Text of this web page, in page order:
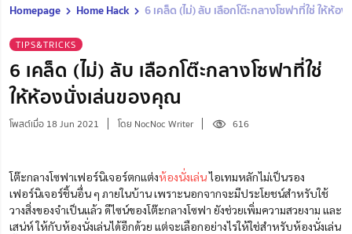
Homepage Home Hack 6 เคล็ด (ไม่) ลับ เลือกโต๊ะกลางโซฟาที่ใช่ ให้ห้
TIPS&TRICKS
6 เคล็ด (ไม่) ลับ เลือกโต๊ะกลางโซฟาที่ใช่
ให้ห้องนั่งเล่นของคุณ
โพสต์เมื่อ 18 Jun 2021 โดย NocNoc Writer 616
โต๊ะกลางโซฟาเฟอร์นิเจอร์ตกแต่งห้องนั่งเล่นไอเทมหลักไม่เป็นรอง
เฟอร์นิเจอร์ชิ้นอื่น ๆ ภายในบ้าน เพราะนอกจากจะมีประโยชน์สำหรับใช้
วางสิ่งของจำเป็นแล้ว ดีไซน์ของโต๊ะกลางโซฟา ยังช่วยเพิ่มความสวยงาม และ
เสน่ห์ ให้กับห้องนั่งเล่นได้อีกด้วย แต่จะเลือกอย่างไรให้ใช่สำหรับห้องนั่งเล่น